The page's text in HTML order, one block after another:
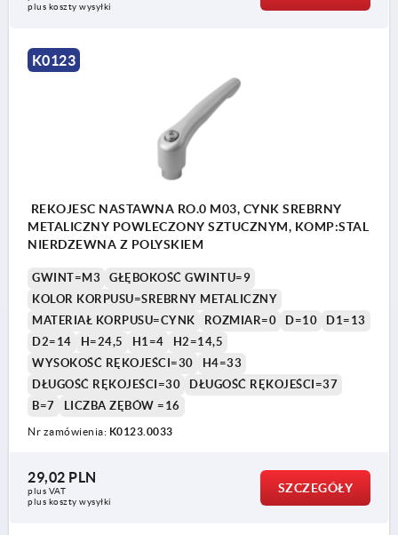
plus koszty wysyłki
K0123
REKOJESC NASTAWNA RO.0 M03, CYNK SREBRNY
METALICZNY POWLECZONY SZTUCZNYM, KOMP:STAL
NIERDZEWNA Z POLYSKIEM
GWINT=M3
GŁĘBOKOŚĆ GWINTU=9
KOLOR KORPUSU=SREBRNY METALICZNY
MATERIAŁ KORPUSU=CYNK
ROZMIAR=0 D=10
D1=13
D2=14
H=24,5 H1=4
H2=14,5
WYSOKOŚĆ RĘKOJEŚCI=30
H4=33
DŁUGOŚĆ RĘKOJEŚCI=30
DŁUGOŚĆ RĘKOJEŚCI=37
B=7
LICZBA ZĘBÓW =16
Nr zamówienia: K0123.0033
29,02 PLN
plus VAT
plus koszty wysyłki
SZCZEGÓŁY